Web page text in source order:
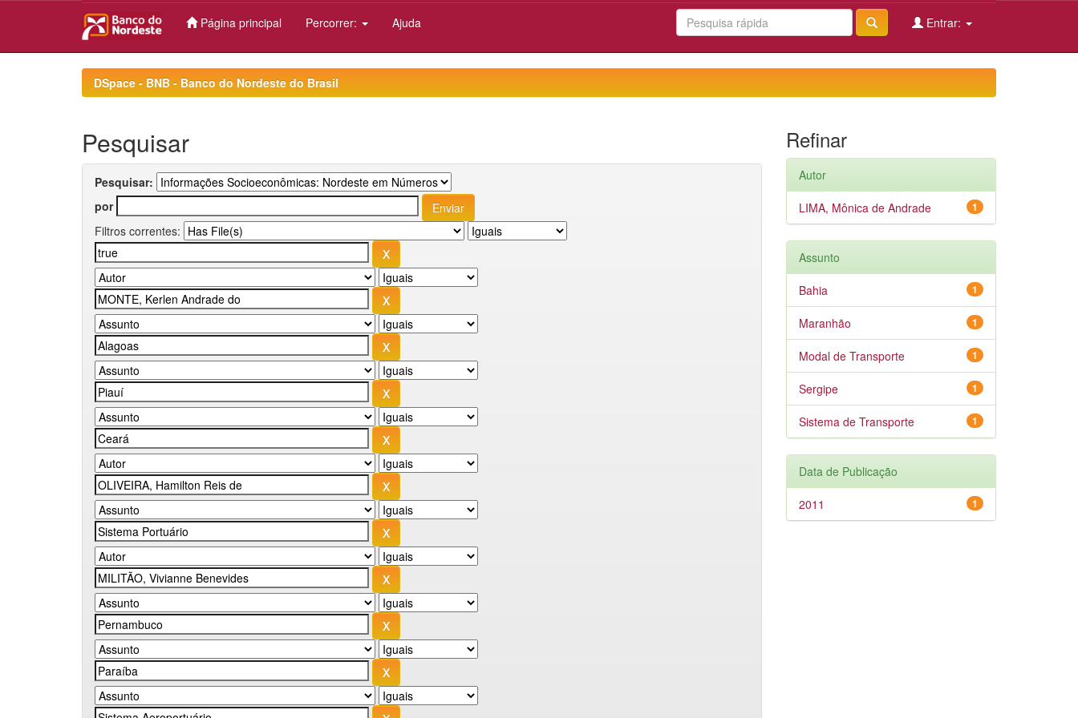
Página principal Percorrer: Ajuda Entrar:
DSpace - BNB - Banco do Nordeste do Brasil
Pesquisar
Pesquisar:
por
Filtros correntes:
Refinar
Autor
1
LIMA, Mônica de Andrade
Assunto
1
Bahia
1
Maranhão
1
Modal de Transporte
1
Sergipe
1
Sistema de Transporte
Data de Publicação
1
2011